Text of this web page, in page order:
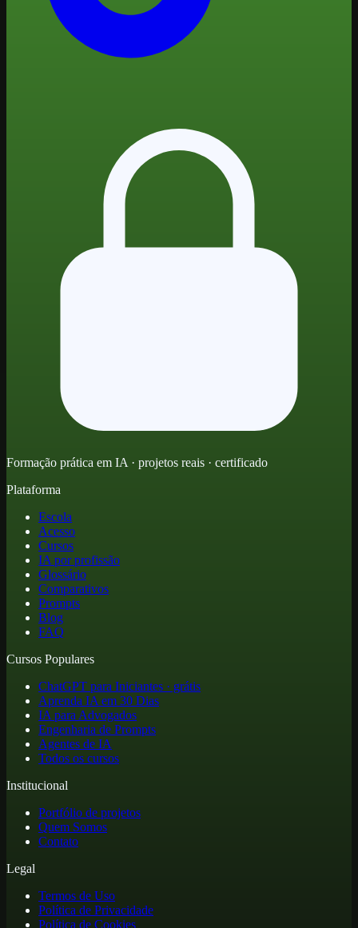
Formação prática em IA · projetos reais · certificado
Plataforma
Escola
Acesso
Cursos
IA por profissão
Glossário
Comparativos
Prompts
Blog
FAQ
Cursos Populares
ChatGPT para Iniciantes · grátis
Aprenda IA em 30 Dias
IA para Advogados
Engenharia de Prompts
Agentes de IA
Todos os cursos
Institucional
Portfólio de projetos
Quem Somos
Contato
Legal
Termos de Uso
Política de Privacidade
Política de Cookies